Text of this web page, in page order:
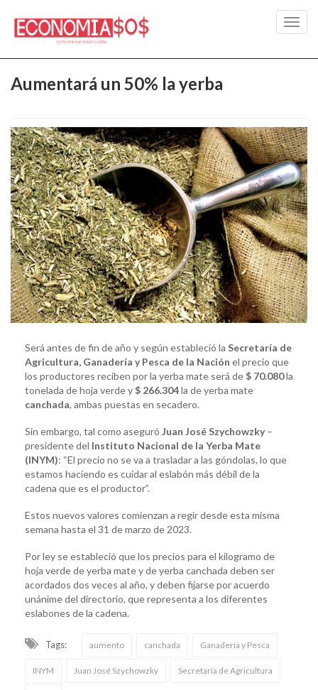
Aumentará un 50% la yerba
Será antes de fin de año y según estableció la Secretaría de
Agricultura, Ganadería y Pesca de la Nación el precio que
los productores reciben por la yerba mate será de$ 70.080la
tonelada de hoja verde y$ 266.304la de yerba mate
canchada, ambas puestas en secadero.
Sin embargo, tal como aseguró Juan José Szychowzky–
presidente del Instituto Nacional de la Yerba Mate
(INYM): “El precio no se va a trasladar a las góndolas, lo que
estamos haciendo es cuidar al eslabón más débil de la
cadena que es el productor”.
Estos nuevos valores comienzan a regir desde esta misma
semana hasta el 31 de marzo de 2023.
Por ley se estableció que los precios para el kilogramo de
hoja verde de yerba mate y de yerba canchada deben ser
acordados dos veces al año, y deben fijarse por acuerdo
unánime del directorio, que representa a los diferentes
eslabones de la cadena.
Tags: aumento canchada Ganadería y Pesca
INYM Juan José Szychowzky Secretaría de Agricultura